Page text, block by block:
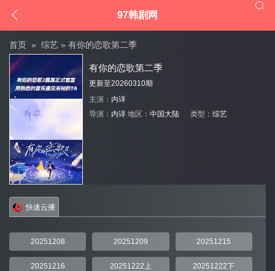
97韩剧网


首页 » 综艺 » 有你的恋歌第二季
有你的恋歌第二季
更新至20260310期
主演： 内详
导演： 内详 地区： 中国大陆 类型： 综艺
快速云播
20251208 20251209 20251215
20251216 20251222上 20251222下